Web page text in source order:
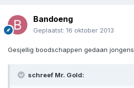
Bandoeng
Geplaatst: 16 oktober 2013
Gesjellig boodschappen gedaan jongens
schreef Mr. Gold: